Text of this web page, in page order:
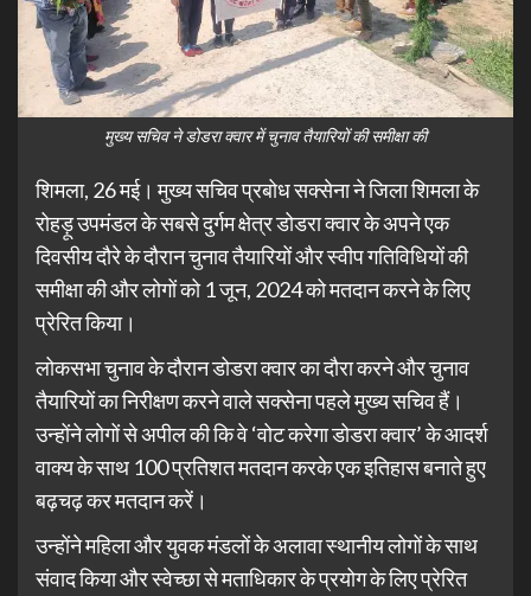
मुख्य सचिव ने डोडरा क्वार में चुनाव तैयारियों की समीक्षा की
शिमला, 26 मई। मुख्य सचिव प्रबोध सक्सेना ने जिला शिमला के
रोहड़ू उपमंडल के सबसे दुर्गम क्षेत्र डोडरा क्वार के अपने एक
दिवसीय दौरे के दौरान चुनाव तैयारियों और स्वीप गतिविधियों की
समीक्षा की और लोगों को 1 जून, 2024 को मतदान करने के लिए
प्रेरित किया।
लोकसभा चुनाव के दौरान डोडरा क्वार का दौरा करने और चुनाव
तैयारियों का निरीक्षण करने वाले सक्सेना पहले मुख्य सचिव हैं।
उन्होंने लोगों से अपील की कि वे ‘वोट करेगा डोडरा क्वार’ के आदर्श
वाक्य के साथ 100 प्रतिशत मतदान करके एक इतिहास बनाते हुए
बढ़चढ़ कर मतदान करें।
उन्होंने महिला और युवक मंडलों के अलावा स्थानीय लोगों के साथ
संवाद किया और स्वेच्छा से मताधिकार के प्रयोग के लिए प्रेरित